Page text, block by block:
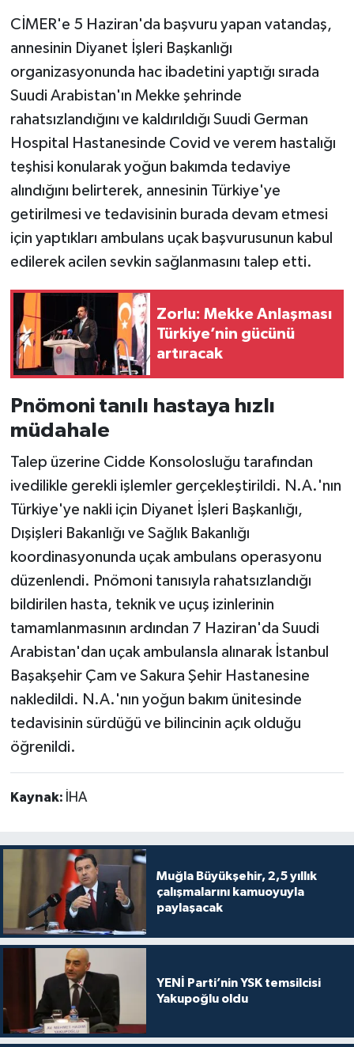
CİMER'e 5 Haziran'da başvuru yapan vatandaş,
annesinin Diyanet İşleri Başkanlığı
organizasyonunda hac ibadetini yaptığı sırada
Suudi Arabistan'ın Mekke şehrinde
rahatsızlandığını ve kaldırıldığı Suudi German
Hospital Hastanesinde Covid ve verem hastalığı
teşhisi konularak yoğun bakımda tedaviye
alındığını belirterek, annesinin Türkiye'ye
getirilmesi ve tedavisinin burada devam etmesi
için yaptıkları ambulans uçak başvurusunun kabul
edilerek acilen sevkin sağlanmasını talep etti.
Zorlu: Mekke Anlaşması
Türkiye’nin gücünü
artıracak
Pnömoni tanılı hastaya hızlı
müdahale
Talep üzerine Cidde Konsolosluğu tarafından
ivedilikle gerekli işlemler gerçekleştirildi. N.A.'nın
Türkiye'ye nakli için Diyanet İşleri Başkanlığı,
Dışişleri Bakanlığı ve Sağlık Bakanlığı
koordinasyonunda uçak ambulans operasyonu
düzenlendi. Pnömoni tanısıyla rahatsızlandığı
bildirilen hasta, teknik ve uçuş izinlerinin
tamamlanmasının ardından 7 Haziran'da Suudi
Arabistan'dan uçak ambulansla alınarak İstanbul
Başakşehir Çam ve Sakura Şehir Hastanesine
nakledildi. N.A.'nın yoğun bakım ünitesinde
tedavisinin sürdüğü ve bilincinin açık olduğu
öğrenildi.
Kaynak: İHA
Muğla Büyükşehir, 2,5 yıllık
çalışmalarını kamuoyuyla
paylaşacak
YENİ Parti’nin YSK temsilcisi
Yakupoğlu oldu